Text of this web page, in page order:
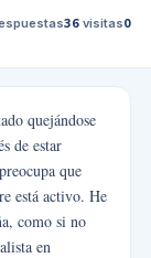
36 visitas0
quejándose
de estar
que
está activo. He
como si no
en